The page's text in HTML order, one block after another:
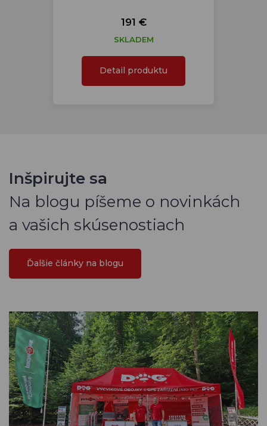
191 €
SKLADEM
Detail produktu
Inšpirujte sa
Na blogu píšeme o novinkách
a vašich skúsenostiach
Ďalšie články na blogu